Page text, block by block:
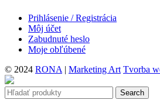
Prihlásenie / Registrácia
Môj účet
Zabudnuté heslo
Moje obľúbené
© 2024 RONA | Marketing Art Tvorba
Search